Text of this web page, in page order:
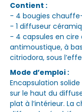
Contient :
- 4 bougies
- 1 diffuseur
- 4 capsules en
antimoustique, à
citriodora, sous
Mode d’emploi :
Encapsulation
sur le haut du
plat à l’intérieur. La